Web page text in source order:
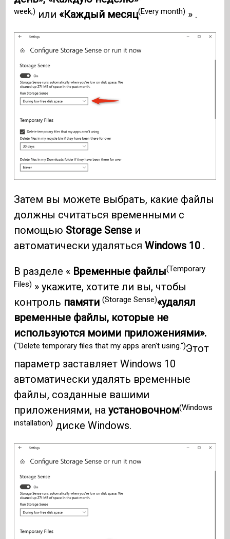
week,) или «Каждый месяц(Every month) » .
Затем вы можете выбрать, какие файлы
должны считаться временными с
помощью Storage Sense и
автоматически удалятьсяWindows 10 .
В разделе « Временные файлы(Temporary
Files) » укажите, хотите ли вы, чтобы
контроль памяти(Storage Sense)«удалял
временные файлы, которые не
используются моими приложениями».
("Delete temporary files that my apps aren't using.")Этот
параметр заставляет Windows 10
автоматически удалять временные
файлы, созданные вашими
приложениями, наустановочном(Windows
installation) диске Windows.